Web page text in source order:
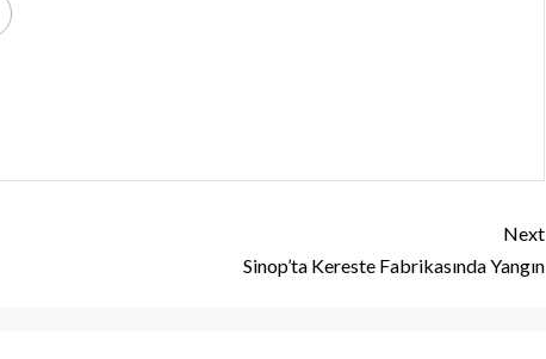
Next
Sinop’ta Kereste Fabrikasında Yangın